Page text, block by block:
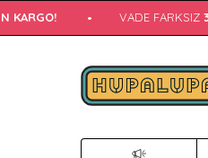
VADE FARKSIZ 3